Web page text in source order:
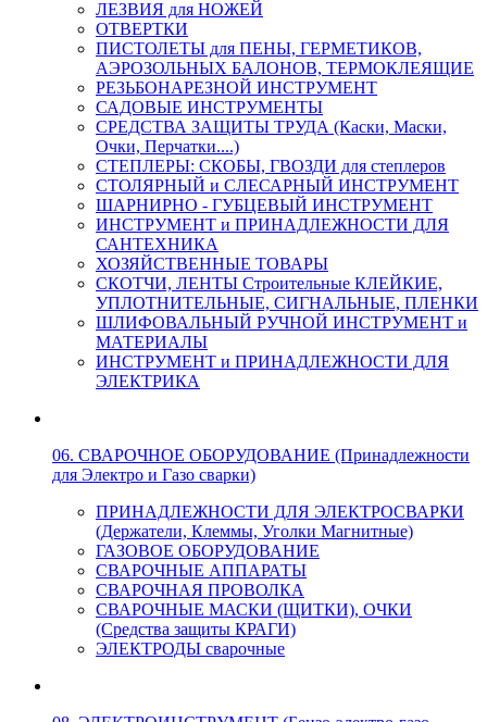
ЛЕЗВИЯ для НОЖЕЙ
ОТВЕРТКИ
ПИСТОЛЕТЫ для ПЕНЫ, ГЕРМЕТИКОВ,
АЭРОЗОЛЬНЫХ БАЛОНОВ, ТЕРМОКЛЕЯЩИЕ
РЕЗЬБОНАРЕЗНОЙ ИНСТРУМЕНТ
САДОВЫЕ ИНСТРУМЕНТЫ
СРЕДСТВА ЗАЩИТЫ ТРУДА (Каски, Маски,
Очки, Перчатки....)
СТЕПЛЕРЫ: СКОБЫ, ГВОЗДИ для степлеров
СТОЛЯРНЫЙ и СЛЕСАРНЫЙ ИНСТРУМЕНТ
ШАРНИРНО - ГУБЦЕВЫЙ ИНСТРУМЕНТ
ИНСТРУМЕНТ и ПРИНАДЛЕЖНОСТИ ДЛЯ
САНТЕХНИКА
ХОЗЯЙСТВЕННЫЕ ТОВАРЫ
СКОТЧИ, ЛЕНТЫ Строительные КЛЕЙКИЕ,
УПЛОТНИТЕЛЬНЫЕ, СИГНАЛЬНЫЕ, ПЛЕНКИ
ШЛИФОВАЛЬНЫЙ РУЧНОЙ ИНСТРУМЕНТ и
МАТЕРИАЛЫ
ИНСТРУМЕНТ и ПРИНАДЛЕЖНОСТИ ДЛЯ
ЭЛЕКТРИКА
06. СВАРОЧНОЕ ОБОРУДОВАНИЕ (Принадлежности
для Электро и Газо сварки)
ПРИНАДЛЕЖНОСТИ ДЛЯ ЭЛЕКТРОСВАРКИ
(Держатели, Клеммы, Уголки Магнитные)
ГАЗОВОЕ ОБОРУДОВАНИЕ
СВАРОЧНЫЕ АППАРАТЫ
СВАРОЧНАЯ ПРОВОЛКА
СВАРОЧНЫЕ МАСКИ (ЩИТКИ), ОЧКИ
(Средства защиты КРАГИ)
ЭЛЕКТРОДЫ сварочные